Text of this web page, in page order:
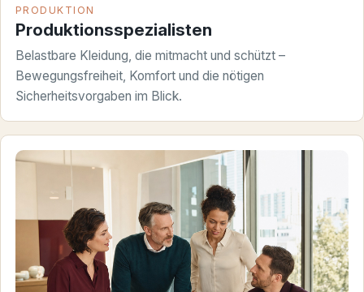
PRODUKTION
Produktionsspezialisten
Belastbare Kleidung, die mitmacht und schützt –
Bewegungsfreiheit, Komfort und die nötigen
Sicherheitsvorgaben im Blick.